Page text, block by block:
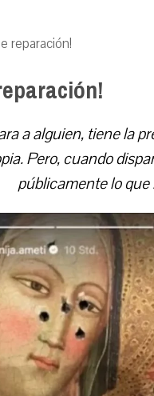
reparación!
a alguien, tiene la
Pero, cuando
públicamente lo